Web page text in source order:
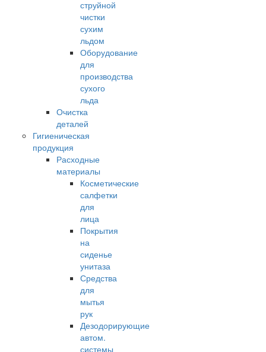
струйной
чистки
сухим
льдом
Оборудование
для
производства
сухого
льда
Очистка
деталей
Гигиеническая
продукция
Расходные
материалы
Косметические
салфетки
для
лица
Покрытия
на
сиденье
унитаза
Средства
для
мытья
рук
Дезодорирующие
автом.
системы